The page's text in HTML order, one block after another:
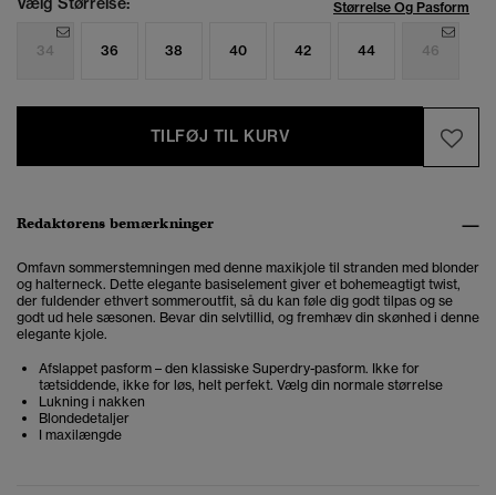
Størrelse Og Pasform
34 36 38 40 42 44 46
TILFØJ TIL KURV
Redaktørens bemærkninger
Omfavn sommerstemningen med denne maxikjole til stranden med blonder
og halterneck. Dette elegante basiselement giver et bohemeagtigt twist,
der fuldender ethvert sommeroutfit, så du kan føle dig godt tilpas og se
godt ud hele sæsonen. Bevar din selvtillid, og fremhæv din skønhed i denne
elegante kjole.
Afslappet pasform – den klassiske Superdry-pasform. Ikke for
tætsiddende, ikke for løs, helt perfekt. Vælg din normale størrelse
Lukning i nakken
Blondedetaljer
I maxilængde